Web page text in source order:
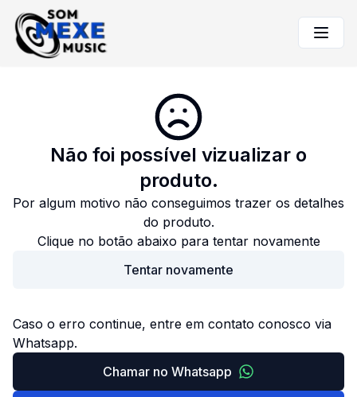
Não foi possível vizualizar o
produto.
Por algum motivo não conseguimos trazer os detalhes
do produto.
Clique no botão abaixo para tentar novamente
Tentar novamente
Caso o erro continue, entre em contato conosco via
Whatsapp.
Chamar no Whatsapp